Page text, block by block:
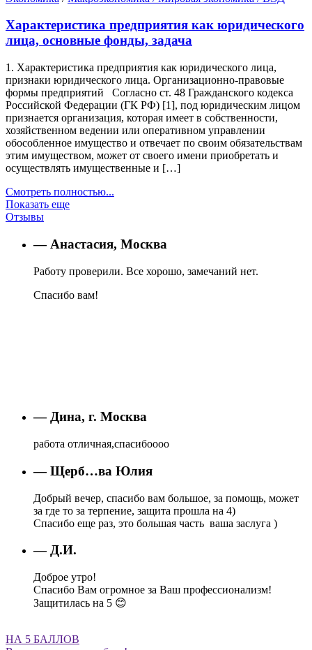
Характеристика предприятия как юридического
лица, основные фонды, задача
1. Характеристика предприятия как юридического лица,
признаки юридического лица. Организационно-правовые
формы предприятий Согласно ст. 48 Гражданского кодекса
Российской Федерации (ГК РФ) [1], под юридическим лицом
признается организация, которая имеет в собственности,
хозяйственном ведении или оперативном управлении
обособленное имущество и отвечает по своим обязательствам
этим имуществом, может от своего имени приобретать и
осуществлять имущественные и […]
Смотреть полностью...
Показать еще
Отзывы
— Анастасия, Москва
Работу проверили. Все хорошо, замечаний нет.
Спасибо вам!
— Дина, г. Москва
работа отличная,спасибоооо
— Щерб…ва Юлия
Добрый вечер, спасибо вам большое, за помощь, может
за где то за терпение, защита прошла на 4)
Спасибо еще раз, это большая часть ваша заслуга )
— Д.И.
Доброе утро!
Спасибо Вам огромное за Ваш профессионализм!
Защитилась на 5 😊
НА 5 БАЛЛОВ